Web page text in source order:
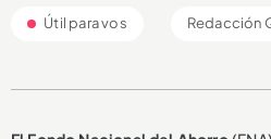
Útil para vos Redacción